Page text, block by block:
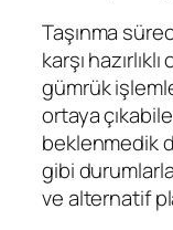
Taşınma
karşı
gümrük
ortaya
beklenmedik
gibi
ve alternatif